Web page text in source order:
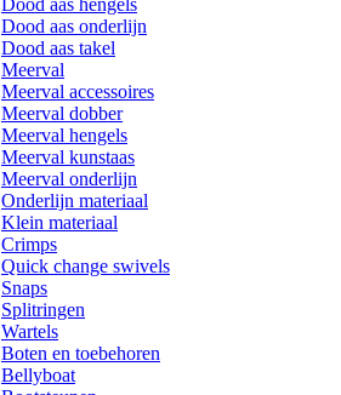
Dood aas hengels
Dood aas onderlijn
Dood aas takel
Meerval
Meerval accessoires
Meerval dobber
Meerval hengels
Meerval kunstaas
Meerval onderlijn
Onderlijn materiaal
Klein materiaal
Crimps
Quick change swivels
Snaps
Splitringen
Wartels
Boten en toebehoren
Bellyboat